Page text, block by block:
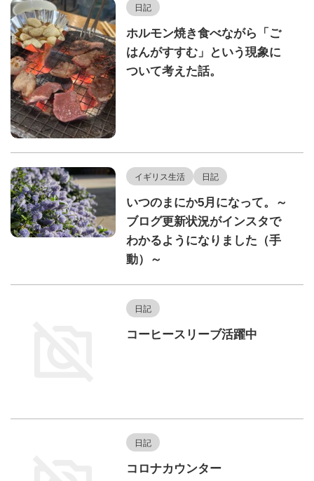
日記
ホルモン焼き食べながら「ご
はんがすすむ」という現象に
ついて考えた話。
イギリス生活 日記
いつのまにか5月になって。～
ブログ更新状況がインスタで
わかるようになりました（手
動）～
日記
コーヒースリーブ活躍中
日記
コロナカウンター